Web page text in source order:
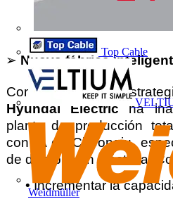
Top Cable
Weidmüller
➢ Nueva fábrica
Como parte de su
Hyundai Electric ha
planta de producción
con IA en Cheongju,
de distribución eléctrica.
• Incrementar la